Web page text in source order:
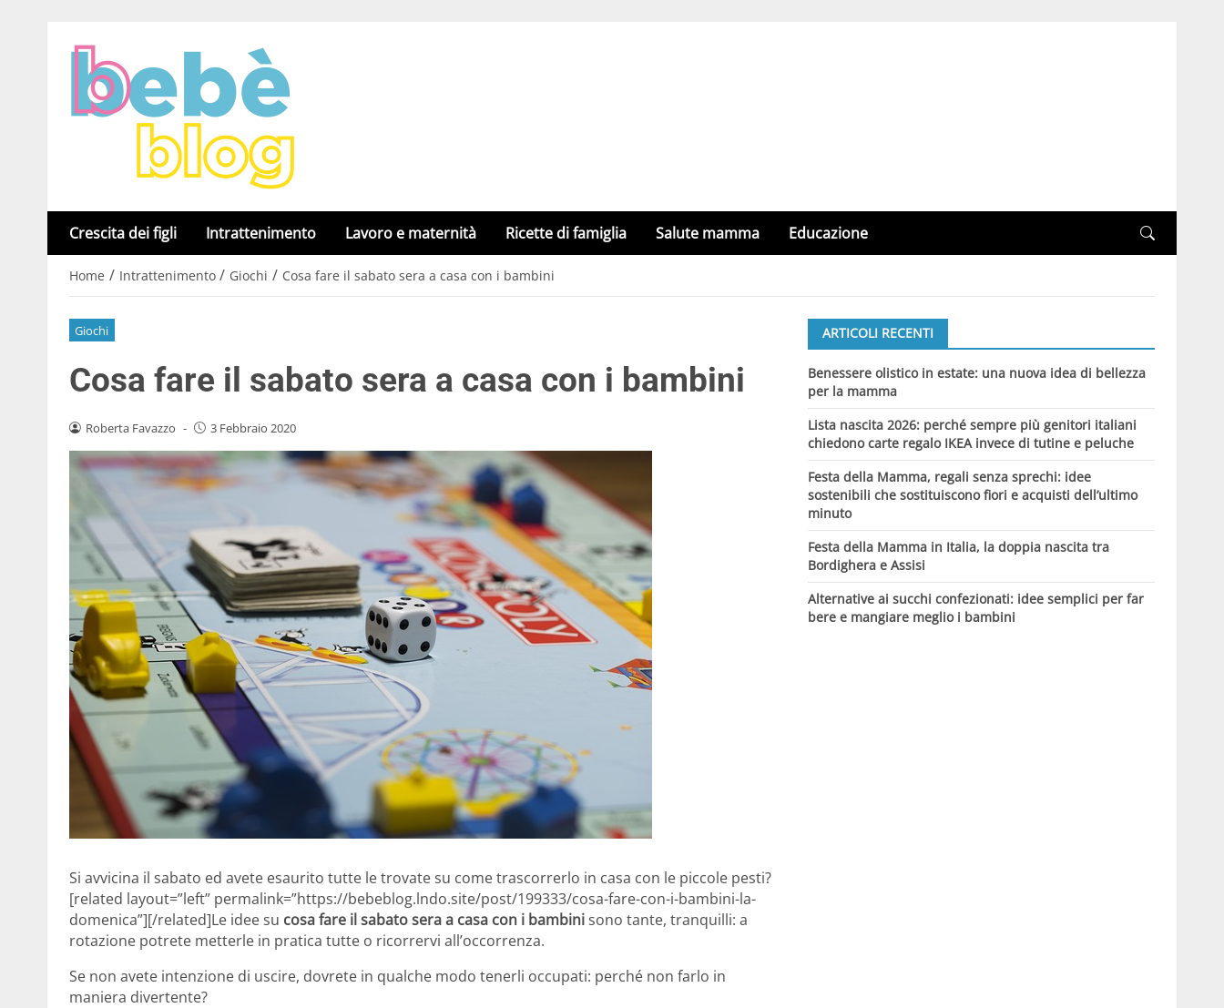
Crescita dei figli Intrattenimento Lavoro e maternità Ricette di famiglia Salute mamma Educazione
Home / Intrattenimento / Giochi / Cosa fare il sabato sera a casa con i bambini
Giochi
Cosa fare il sabato sera a casa con i bambini
Roberta Favazzo - 3 Febbraio 2020
Si avvicina il sabato ed avete esaurito tutte le trovate su come trascorrerlo in casa con le piccole pesti?
[related layout=”left” permalink=”https://bebeblog.lndo.site/post/199333/cosa-fare-con-i-bambini-la-
domenica”][/related]Le idee su cosa fare il sabato sera a casa con i bambinisono tante, tranquilli: a
rotazione potrete metterle in pratica tutte o ricorrervi all’occorrenza.
Se non avete intenzione di uscire, dovrete in qualche modo tenerli occupati: perché non farlo in
maniera divertente?
ARTICOLI RECENTI
Benessere olistico in estate: una nuova idea di bellezza
per la mamma
Lista nascita 2026: perché sempre più genitori italiani
chiedono carte regalo IKEA invece di tutine e peluche
Festa della Mamma, regali senza sprechi: idee
sostenibili che sostituiscono fiori e acquisti dell’ultimo
minuto
Festa della Mamma in Italia, la doppia nascita tra
Bordighera e Assisi
Alternative ai succhi confezionati: idee semplici per far
bere e mangiare meglio i bambini